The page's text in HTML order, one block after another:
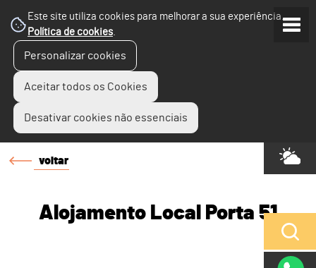
Este site utiliza cookies para melhorar a sua experiência.
Política de cookies.
Personalizar cookies
Aceitar todos os Cookies
Desativar cookies não essenciais
voltar
Alojamento Local Porta 51